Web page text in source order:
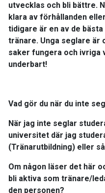
utvecklas och bli bättre.
klara av förhållanden
tidigare är en av de
tränare. Unga seglare är
saker fungera och ivriga
underbart!
Vad gör du när du inte
​När jag inte seglar
universitet där jag
(Tränarutbildning) eller
Om någon läser det här
bli aktiva som tränare/
den personen?